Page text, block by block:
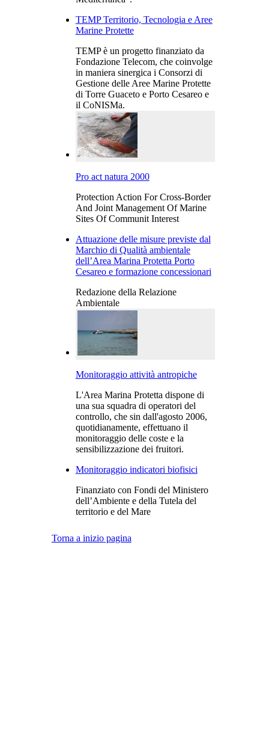
TEMP Territorio, Tecnologia e Aree
Marine Protette
TEMP è un progetto finanziato da
Fondazione Telecom, che coinvolge
in maniera sinergica i Consorzi di
Gestione delle Aree Marine Protette
di Torre Guaceto e Porto Cesareo e
il CoNISMa.
Pro act natura 2000
Protection Action For Cross-Border
And Joint Management Of Marine
Sites Of Communit Interest
Attuazione delle misure previste dal
Marchio di Qualità ambientale
dell’Area Marina Protetta Porto
Cesareo e formazione concessionari
Redazione della Relazione
Ambientale
Monitoraggio attività antropiche
L'Area Marina Protetta dispone di
una sua squadra di operatori del
controllo, che sin dall'agosto 2006,
quotidianamente, effettuano il
monitoraggio delle coste e la
sensibilizzazione dei fruitori.
Monitoraggio indicatori biofisici
Finanziato con Fondi del Ministero
dell’Ambiente e della Tutela del
territorio e del Mare
Torna a inizio pagina